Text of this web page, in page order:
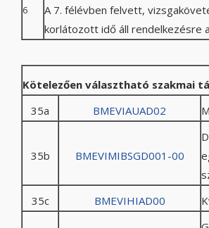
6
A 7. félévben felvett,
korlátozott idő áll rendelkezésre
Kötelezően választható szakmai
35a
BMEVIAUAD02
35b BMEVIMIBSGD001-00
35c
BMEVIHIAD00